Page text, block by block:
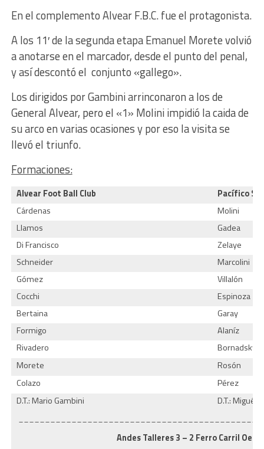
En el complemento Alvear F.B.C. fue el protagonista.
A los 11′ de la segunda etapa Emanuel Morete volvió
a anotarse en el marcador, desde el punto del penal,
y así descontó el conjunto «gallego».
Los dirigidos por Gambini arrinconaron a los de
General Alvear, pero el «1» Molini impidió la caida de
su arco en varias ocasiones y por eso la visita se
llevó el triunfo.
Formaciones:
Alvear Foot Ball Club
Pacífico
Cárdenas
Molini
Llamos
Gadea
Di Francisco
Zelaye
Schneider
Marcolini
Gómez
Villalón
Cocchi
Espinoza
Bertaina
Garay
Formigo
Alaníz
Rivadero
Bornadsky
Morete
Rosón
Colazo
Pérez
D.T.: Mario Gambini
D.T.: Miguél
Andes Talleres 3 – 2 Ferro Carril